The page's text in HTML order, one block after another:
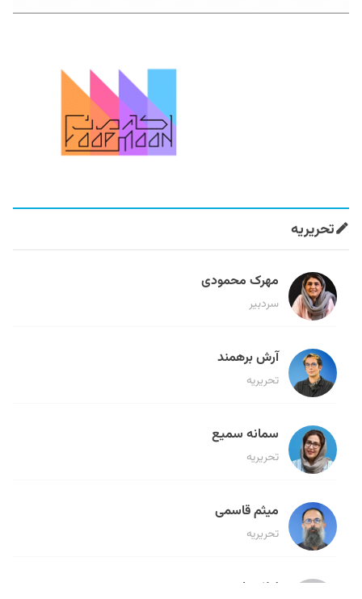
تحریریه
مهرک محمودی
سردبیر
آرش برهمند
تحریریه
سمانه سمیع
تحریریه
میثم قاسمی
تحریریه
لیلا حنارود